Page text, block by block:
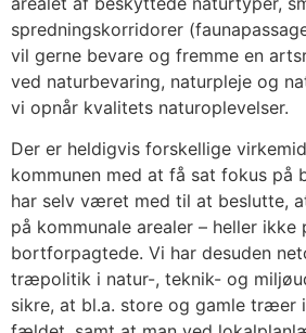
spredningskorridorer
vil gerne bevare og fremme en
ved naturbevaring, naturpleje og
vi opnår kvalitets naturoplevelser.
Der er heldigvis forskellige
kommunen med at få sat fokus på
har selv været med til at beslutte,
på kommunale arealer – heller ikke
bortforpagtede. Vi har desuden
træpolitik i natur-, teknik- og
sikre, at bl.a. store og gamle træer